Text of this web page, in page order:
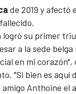
de 2019 y afectó
logró su primer
a la sede belga
en mi corazón",
"Si bien es aquí
Anthoine el